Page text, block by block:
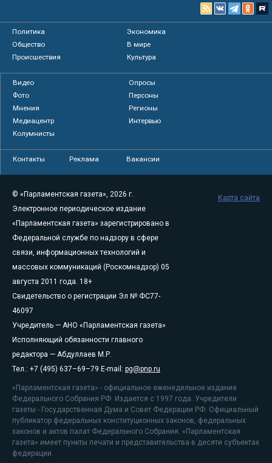
Политика
Экономика
Общество
В мире
Происшествия
Культура
Видео
Опросы
Фото
Персоны
Мнения
Регионы
Медиацентр
Интервью
Колумнисты
Контакты Реклама Вакансии
© «Парламентская газета», 2026 г.
Электронное периодическое издание
«Парламентская газета» зарегистрировано в
Федеральной службе по надзору в сфере
связи, информационных технологий и
массовых коммуникаций (Роскомнадзор) 05
августа 2011 года. 18+
Свидетельство о регистрации Эл № ФС77-
46097
Учредитель — АНО «Парламентская газета»
Исполняющий обязанности главного
редактора — Абдуллаев М.Р.
Тел.: +7 (495) 637–69–79 E-mail: pg@pnp.ru
«Парламентская газета» - официальное еженедельное издание
Федерального Собрания РФ. Издается с 1997 года. Учредители
газеты - Государственная Дума и Совет Федерации РФ. Официальный
публикатор федеральных конституционных законов, федеральных
законов и актов палат Федерального Собрания. «Парламентская
газета» имеет пункты печати и представительства в десяти субъектах
федерации.
Карта сайта